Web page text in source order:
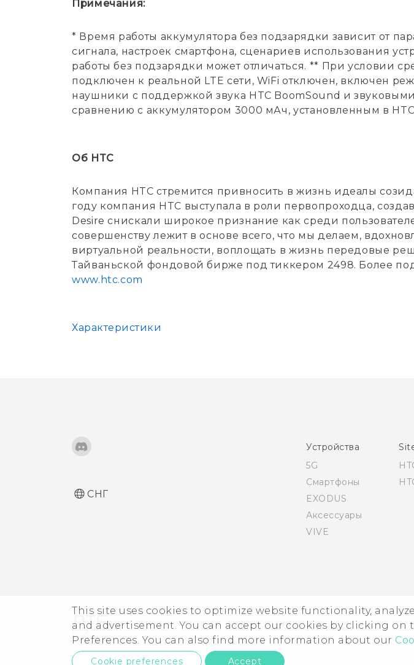
This site uses cookies to optimize website functionality,
and advertisement. You can accept our cookies by clicking
Preferences. You can also find more information about our
Cookie preferences Accept
Примечания:
* Время работы аккумулятора без подзарядки зависит от
сигнала, настроек смартфона, сценариев использования
работы без подзарядки может отличаться. ** При условии
подключен к реальной LTE сети, WiFi отключен, включен
наушники с поддержкой звука HTC BoomSound и
сравнению с аккумулятором 3000 мАч, установленным в
Об HTC
Компания HTC стремится привносить в жизнь идеалы
году компания HTC выступала в роли первопроходца,
Desire снискали широкое признание как среди
совершенству лежит в основе всего, что мы делаем,
виртуальной реальности, воплощать в жизнь передовые
Тайваньской фондовой бирже под тиккером 2498. Более
www.htc.com
Характеристики
СНГ
Устройства
5G
Смартфоны
EXODUS
Аксессуары
VIVE